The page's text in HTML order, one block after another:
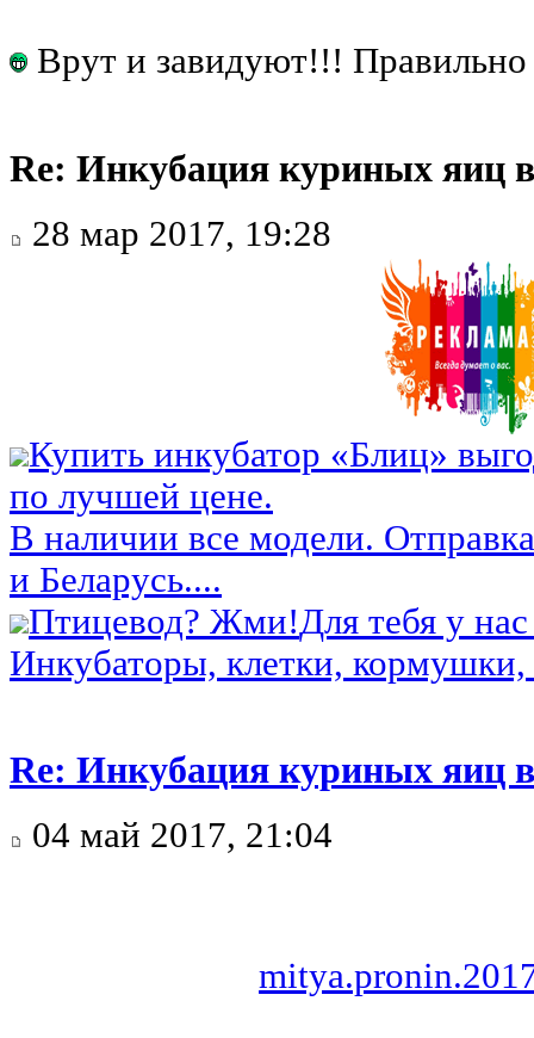
Врут и завидуют!!!
Re: Инкубация куриных яиц
28 мар 2017, 19:28
Купить инкубатор «Блиц»
по лучшей цене.
В наличии все модели.
и Беларусь....
Птицевод? Жми!Для тебя у
Инкубаторы, клетки,
Re: Инкубация куриных яиц
04 май 2017, 21:04